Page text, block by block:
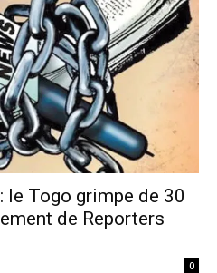
le Togo grimpe de 30
de Reporters
0